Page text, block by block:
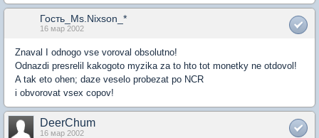
Гость_Ms.Nixson_*
16 мар 2002
Znaval I odnogo vse voroval obsolutno!
Odnazdi presrelil kakogoto myzika za to hto tot monetky ne otdovol!
A tak eto ohen; daze veselo probezat po NCR
i obvorovat vsex copov!
DeerChum
16 мар 2002